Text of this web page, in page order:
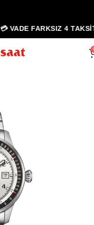
💳 VADE FARKSIZ 4 TAKSİT